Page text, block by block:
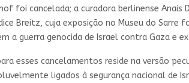
foi cancelada; a curadora berlinense
Breitz, cuja exposição no Museu do Sarre
a guerra genocida de Israel contra Gaza e
esses cancelamentos reside na versão
ligados à segurança nacional de